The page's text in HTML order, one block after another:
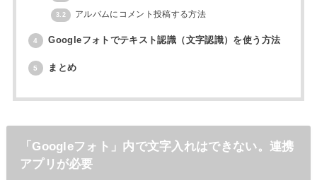
3.2 アルバムにコメント投稿する方法
4 Googleフォトでテキスト認識（文字認識）を使う方法
5 まとめ
「Googleフォト」内で文字入れはできない。連携
アプリが必要